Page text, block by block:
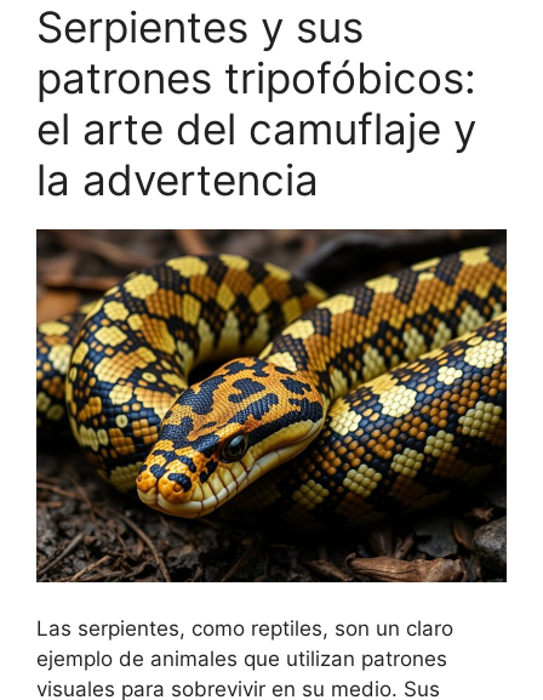
Serpientes y sus
patrones tripofóbicos:
el arte del camuflaje y
la advertencia
Las serpientes, como reptiles, son un claro
ejemplo de animales que utilizan patrones
visuales para sobrevivir en su medio. Sus